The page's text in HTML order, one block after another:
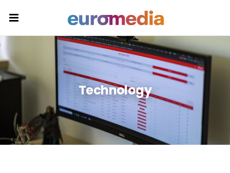
Technology